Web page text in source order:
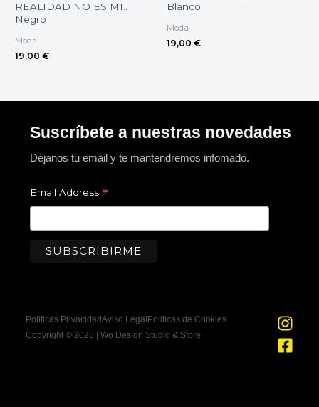
REALIDAD NO ES MI..
Negro
Moda
19,00 €
Blanco
Moda
19,00 €
Suscríbete a nuestras novedades
Déjanos tu email y te mantendremos infomado.
Email Address *
Politicas PrivacidadAviso Legal Politicas de Cookies
Copyright © 2025 | Wo Design Studio & Store
I
n
s
F
a
c